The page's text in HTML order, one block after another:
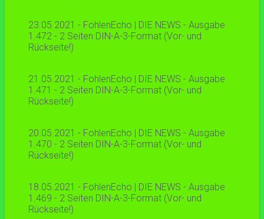
23.05.2021 - FohlenEcho | DIE NEWS - Ausgabe
1.472 - 2 Seiten DIN-A-3-Format (Vor- und
Rückseite!)
21.05.2021 - FohlenEcho | DIE NEWS - Ausgabe
1.471 - 2 Seiten DIN-A-3-Format (Vor- und
Rückseite!)
20.05.2021 - FohlenEcho | DIE NEWS - Ausgabe
1.470 - 2 Seiten DIN-A-3-Format (Vor- und
Rückseite!)
18.05.2021 - FohlenEcho | DIE NEWS - Ausgabe
1.469 - 2 Seiten DIN-A-3-Format (Vor- und
Rückseite!)